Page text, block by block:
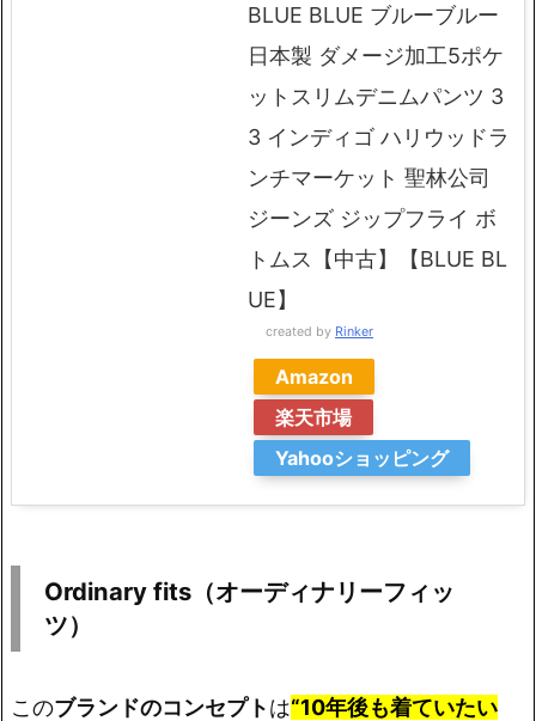
BLUE BLUE ブルーブルー
日本製 ダメージ加工5ポケ
ットスリムデニムパンツ 3
3 インディゴ ハリウッドラ
ンチマーケット 聖林公司
ジーンズ ジップフライ ボ
トムス【中古】【BLUE BL
UE】
created by Rinker
Amazon
楽天市場
Yahooショッピング
Ordinary fits（オーディナリーフィッ
ツ）
このブランドのコンセプトは“10年後も着ていたい